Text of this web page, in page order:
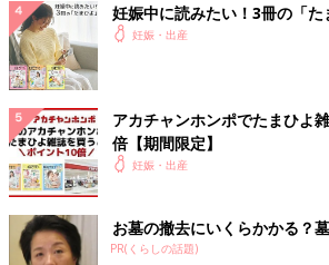
ん・大人2人分】
とは心配しなくても大丈
るより、食べられるもの
べるようにしましょう。
く、水分がとれるメニュ
じゃがいものすりおろ
妊婦ごはんは、パパにお
です。パパがちょっとお
妊娠中に読みたい！3冊の「た
妊娠・出産
アカチャンホンポでたまひよ
倍【期間限定】
妊娠・出産
お墓の撤去にいくらかかる？
PR(くらしの話題)